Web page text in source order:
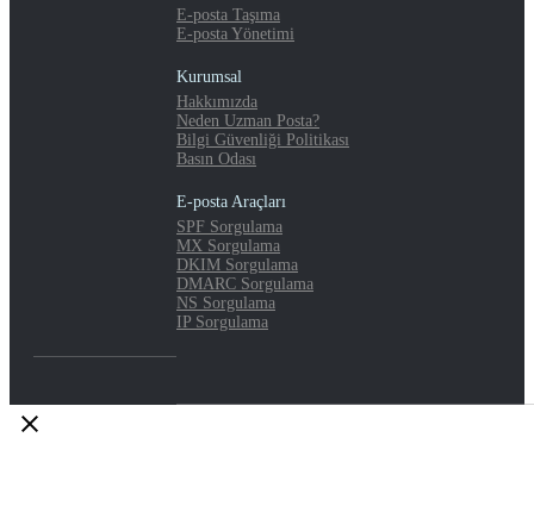
E-posta Taşıma
E-posta Yönetimi
Kurumsal
Hakkımızda
Neden Uzman Posta?
Bilgi Güvenliği Politikası
Basın Odası
E-posta Araçları
SPF Sorgulama
MX Sorgulama
DKIM Sorgulama
DMARC Sorgulama
NS Sorgulama
IP Sorgulama